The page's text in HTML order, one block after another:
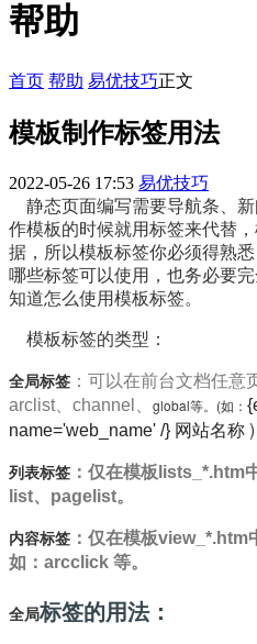
帮助
首页 帮助 易优技巧正文
模板制作标签用法
2022-05-26 17:53 易优技巧
静态页面编写需要导航条、新
作模板的时候就用标签来代替
据，所以模板标签你必须得熟
哪些标签可以使用，也务必要
知道怎么使用模板标签。
模板标签的类型：
全局标签 ：可以在前台文档任意
arclist、channel、 global等。(如：
name='web_name' /} 网站名称 )
列表标签 ：仅在模板lists_*.htm
list、pagelist。
内容标签 ：仅在模板view_*.htm
如：arcclick 等。
全局标签的用法：